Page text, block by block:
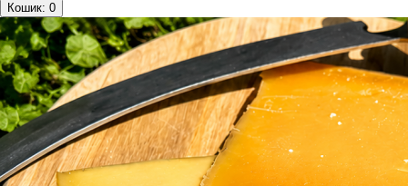
Кошик: 0